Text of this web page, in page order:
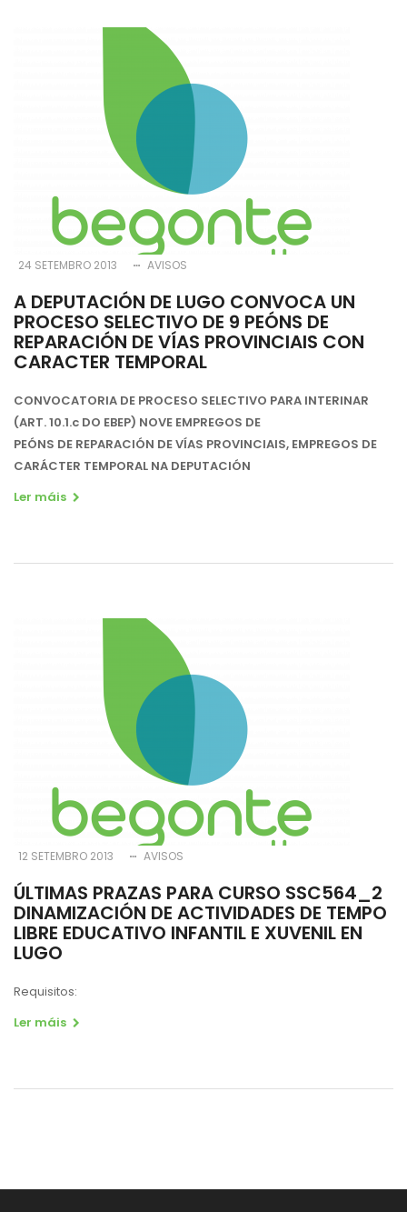
24 SETEMBRO 2013 AVISOS
A DEPUTACIÓN DE LUGO CONVOCA UN
PROCESO SELECTIVO DE 9 PEÓNS DE
REPARACIÓN DE VÍAS PROVINCIAIS CON
CARACTER TEMPORAL
CONVOCATORIA DE PROCESO SELECTIVO PARA INTERINAR
(ART. 10.1.c DO EBEP) NOVE EMPREGOS DE
PEÓNS DE REPARACIÓN DE VÍAS PROVINCIAIS, EMPREGOS DE
CARÁCTER TEMPORAL NA DEPUTACIÓN
Ler máis
12 SETEMBRO 2013 AVISOS
ÚLTIMAS PRAZAS PARA CURSO SSC564_2
DINAMIZACIÓN DE ACTIVIDADES DE TEMPO
LIBRE EDUCATIVO INFANTIL E XUVENIL EN
LUGO
Requisitos:
Ler máis